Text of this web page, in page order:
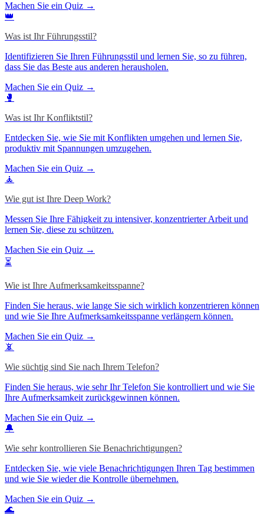
Machen Sie ein Quiz →
👑
Was ist Ihr Führungsstil?
Identifizieren Sie Ihren Führungsstil und lernen Sie, so zu führen,
dass Sie das Beste aus anderen herausholen.
Machen Sie ein Quiz →
🥊
Was ist Ihr Konfliktstil?
Entdecken Sie, wie Sie mit Konflikten umgehen und lernen Sie,
produktiv mit Spannungen umzugehen.
Machen Sie ein Quiz →
🧘
Wie gut ist Ihre Deep Work?
Messen Sie Ihre Fähigkeit zu intensiver, konzentrierter Arbeit und
lernen Sie, diese zu schützen.
Machen Sie ein Quiz →
⏳
Wie ist Ihre Aufmerksamkeitsspanne?
Finden Sie heraus, wie lange Sie sich wirklich konzentrieren können
und wie Sie Ihre Aufmerksamkeitsspanne verlängern können.
Machen Sie ein Quiz →
📵
Wie süchtig sind Sie nach Ihrem Telefon?
Finden Sie heraus, wie sehr Ihr Telefon Sie kontrolliert und wie Sie
Ihre Aufmerksamkeit zurückgewinnen können.
Machen Sie ein Quiz →
🔔
Wie sehr kontrollieren Sie Benachrichtigungen?
Entdecken Sie, wie viele Benachrichtigungen Ihren Tag bestimmen
und wie Sie wieder die Kontrolle übernehmen.
Machen Sie ein Quiz →
🌊